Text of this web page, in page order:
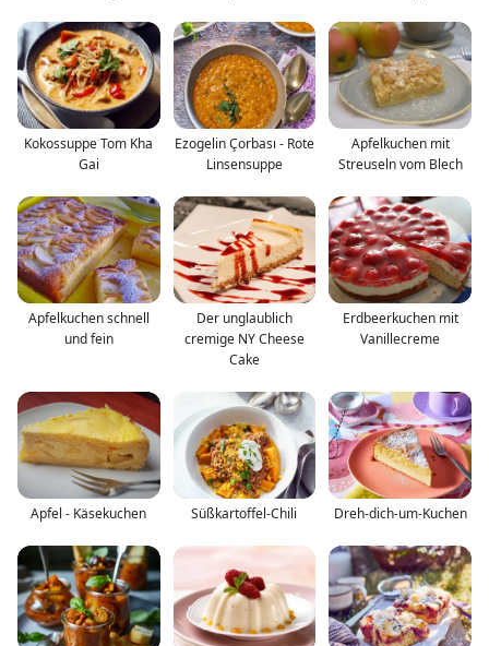
Kokossuppe Tom Kha
Gai
Ezogelin Çorbası - Rote
Linsensuppe
Apfelkuchen mit
Streuseln vom Blech
Apfelkuchen schnell
und fein
Der unglaublich
cremige NY Cheese
Cake
Erdbeerkuchen mit
Vanillecreme
Apfel - Käsekuchen Süßkartoffel-Chili Dreh-dich-um-Kuchen